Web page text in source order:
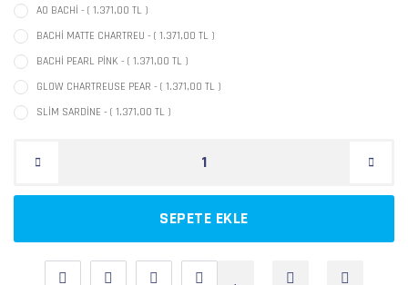
AO BACHİ - ( 1.371,00 TL )
BACHİ MATTE CHARTREU - ( 1.371,00 TL )
BACHİ PEARL PİNK - ( 1.371,00 TL )
GLOW CHARTREUSE PEAR - ( 1.371,00 TL )
SLİM SARDİNE - ( 1.371,00 TL )
SEPETE EKLE